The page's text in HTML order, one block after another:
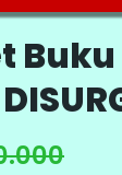
Buku